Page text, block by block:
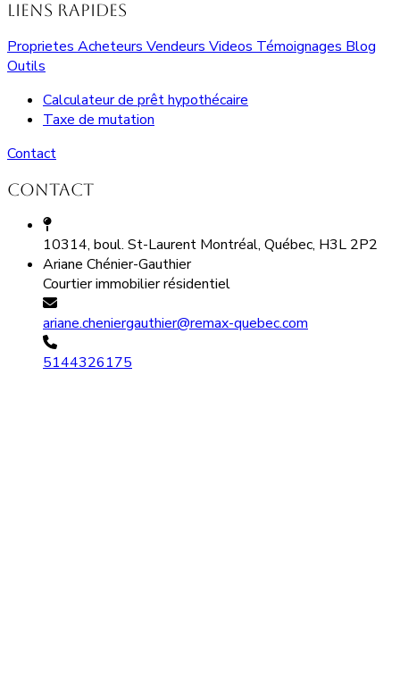
Liens rapides
Proprietes Acheteurs Vendeurs Videos Témoignages Blog
Outils
Calculateur de prêt hypothécaire
Taxe de mutation
Contact
Contact
10314, boul. St-Laurent Montréal, Québec, H3L 2P2
Ariane Chénier-Gauthier
Courtier immobilier résidentiel
ariane.cheniergauthier@remax-quebec.com
5144326175